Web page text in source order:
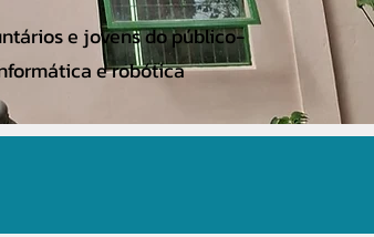
e jovens do público-
e robótica